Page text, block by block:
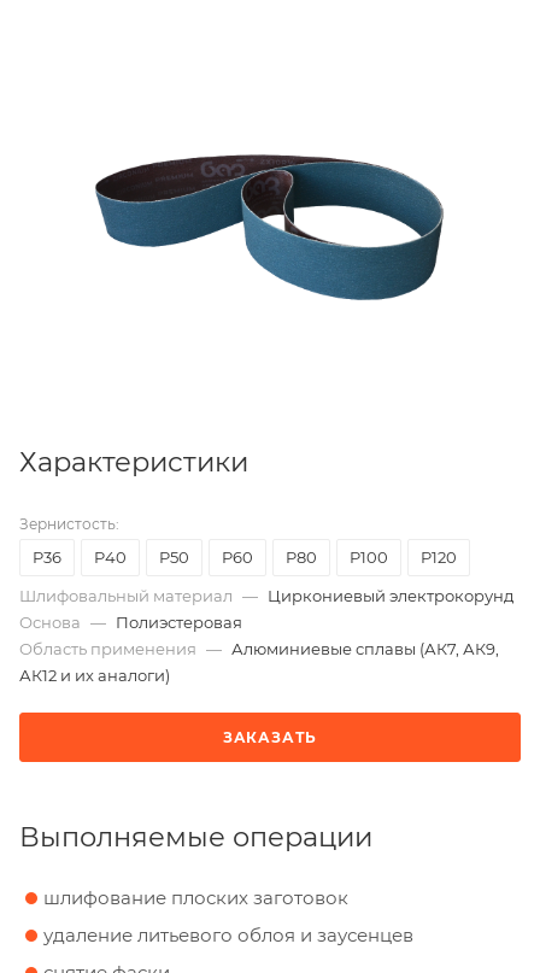
Характеристики
Зернистость:
P36 P40 P50 P60 P80 P100
P120
Шлифовальный материал — Циркониевый электрокорунд
Основа — Полиэстеровая
Область применения — Алюминиевые сплавы (АК7, АК9,
АК12 и их аналоги)
ЗАКАЗАТЬ
Выполняемые операции
шлифование плоских заготовок
удаление литьевого облоя и заусенцев